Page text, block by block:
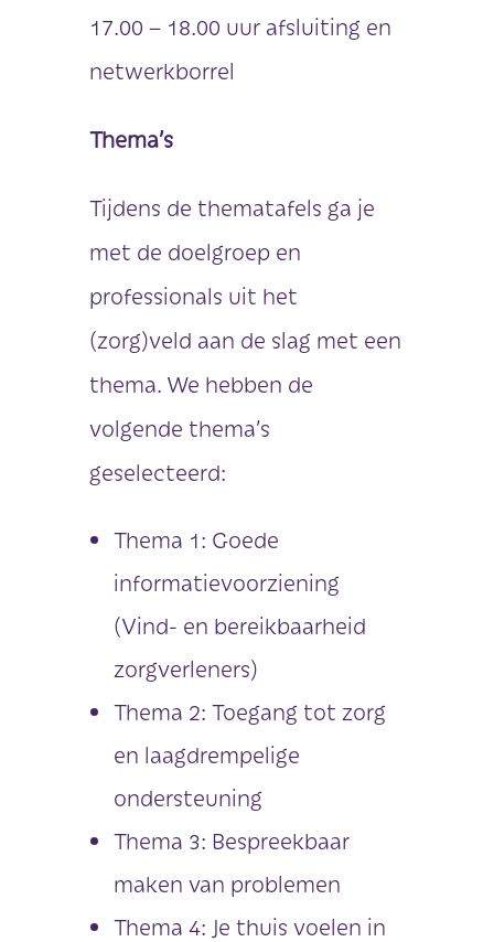
17.00 – 18.00 uur afsluiting en
netwerkborrel
Thema’s
Tijdens de thematafels ga je
met de doelgroep en
professionals uit het
(zorg)veld aan de slag met een
thema. We hebben de
volgende thema’s
geselecteerd:
Thema 1: Goede
informatievoorziening
(Vind- en bereikbaarheid
zorgverleners)
Thema 2: Toegang tot zorg
en laagdrempelige
ondersteuning
Thema 3: Bespreekbaar
maken van problemen
Thema 4: Je thuis voelen in